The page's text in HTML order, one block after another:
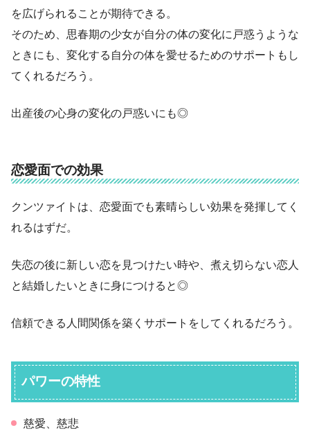
を広げられることが期待できる。
そのため、思春期の少女が自分の体の変化に戸惑うような
ときにも、変化する自分の体を愛せるためのサポートもし
てくれるだろう。
出産後の心身の変化の戸惑いにも◎
恋愛面での効果
クンツァイトは、恋愛面でも素晴らしい効果を発揮してく
れるはずだ。
失恋の後に新しい恋を見つけたい時や、煮え切らない恋人
と結婚したいときに身につけると◎
信頼できる人間関係を築くサポートをしてくれるだろう。
パワーの特性
慈愛、慈悲